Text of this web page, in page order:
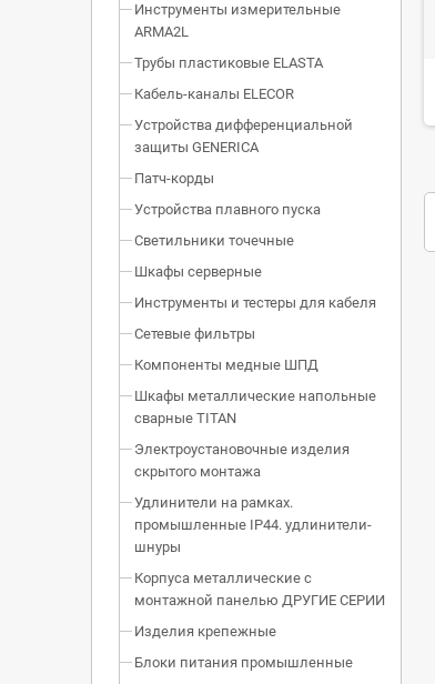
Инструменты измерительные
ARMA2L
Трубы пластиковые ELASTA
Кабель-каналы ELECOR
Устройства дифференциальной
защиты GENERICA
Патч-корды
Устройства плавного пуска
Светильники точечные
Шкафы серверные
Инструменты и тестеры для кабеля
Сетевые фильтры
Компоненты медные ШПД
Шкафы металлические напольные
сварные TITAN
Электроустановочные изделия
скрытого монтажа
Удлинители на рамках.
промышленные IP44. удлинители-
шнуры
Корпуса металлические с
монтажной панелью ДРУГИЕ СЕРИИ
Изделия крепежные
Блоки питания промышленные